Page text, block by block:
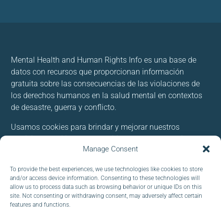
Manage Consent
To provide the best experiences, we use technologies like cookies to store
and/or access device information. Consenting to these technologies will
allow us to process data such as browsing behavior or unique IDs on this
site. Not consenting or withdrawing consent, may adversely affect certain
features and functions.
Mental Health and Human Rights Info es una base de
datos con recursos que proporcionan información
gratuita sobre las consecuencias de las violaciones de
los derechos humanos en la salud mental en contextos
de desastre, guerra y conflicto.
Usamos cookies para brindar y mejorar nuestros
Follow us: